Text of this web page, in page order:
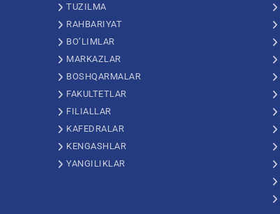
TUZILMA
RAHBARIYAT
BO’LIMLAR
MARKAZLAR
BOSHQARMALAR
FAKULTETLAR
FILIALLAR
KAFEDRALAR
KENGASHLAR
YANGILIKLAR